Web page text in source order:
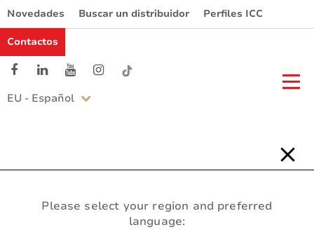
Novedades Buscar un distribuidor Perfiles ICC
Contactos
EU - Español
Please select your region and preferred
language: